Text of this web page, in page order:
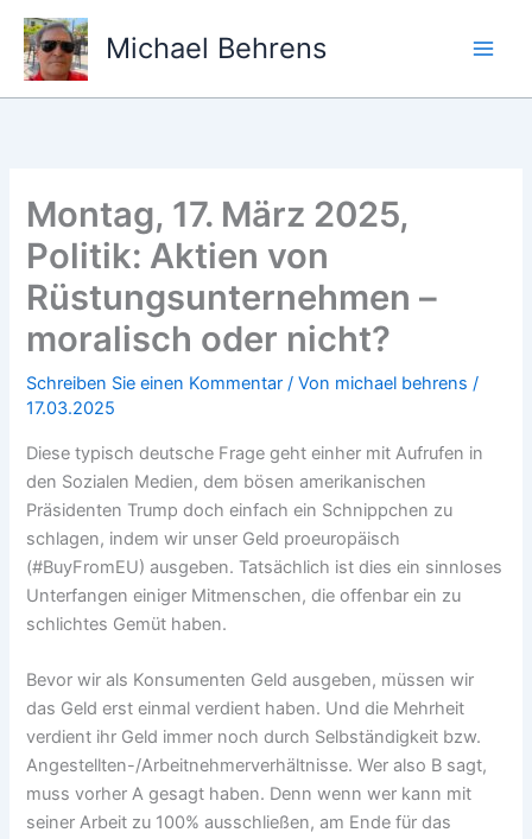
Zum
Inhalt
springen
Michael Behrens
Montag, 17. März 2025,
Politik: Aktien von
Rüstungsunternehmen –
moralisch oder nicht?
Schreiben Sie einen Kommentar / Von michael behrens/
17.03.2025
Diese typisch deutsche Frage geht einher mit Aufrufen in
den Sozialen Medien, dem bösen amerikanischen
Präsidenten Trump doch einfach ein Schnippchen zu
schlagen, indem wir unser Geld proeuropäisch
(#BuyFromEU) ausgeben. Tatsächlich ist dies ein sinnloses
Unterfangen einiger Mitmenschen, die offenbar ein zu
schlichtes Gemüt haben.
Bevor wir als Konsumenten Geld ausgeben, müssen wir
das Geld erst einmal verdient haben. Und die Mehrheit
verdient ihr Geld immer noch durch Selbständigkeit bzw.
Angestellten-/Arbeitnehmerverhältnisse. Wer also B sagt,
muss vorher A gesagt haben. Denn wenn wer kann mit
seiner Arbeit zu 100% ausschließen, am Ende für das